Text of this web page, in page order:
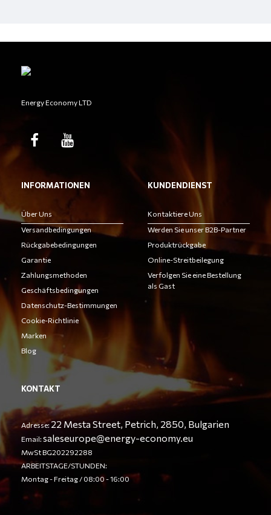
Energy Economy LTD
INFORMATIONEN
Über Uns
Versandbedingungen
Rückgabebedingungen
Garantie
Zahlungsmethoden
Geschäftsbedingungen
Datenschutz-Bestimmungen
Cookie-Richtlinie
Marken
Blog
KUNDENDIENST
Kontaktiere Uns
Werden Sie unser B2B-Partner
Produktrückgabe
Online-Streitbeilegung
Verfolgen Sie eine Bestellung
als Gast
KONTAKT
Adresse:22 Mesta Street, Petrich, 2850, Bulgarien
Email:saleseurope@energy-economy.eu
MwSt BG202292288
ARBEITSTAGE/STUNDEN:
Montag - Freitag / 08:00 - 16:00